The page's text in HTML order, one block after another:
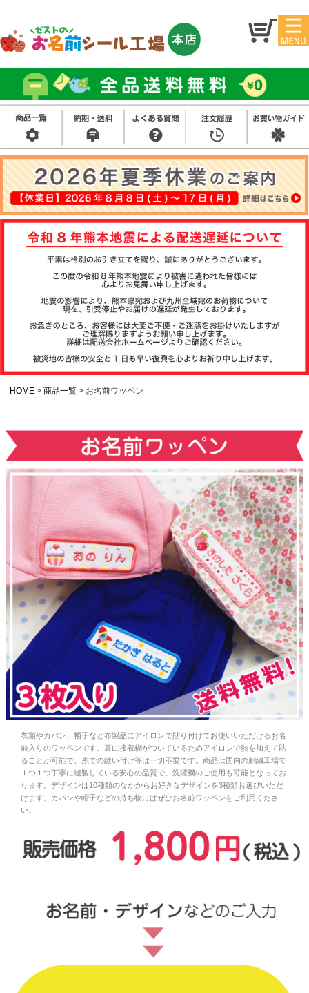
マイ
ジ
お名
前シ
ール
アイ
ロン
シー
ル
お買
い得
セッ
ト
スタ
ンプ
その
他
注文履歴
納期・発送方法
について
よくある質問
商品ガイド
会社概要
お問い合わせ
お客様へのお知
らせ
HOME 商品一覧 お名前ワッペン
衣類やカバン、帽子など布製品にアイロンで貼り付けてお使いいただけるお名
前入りのワッペンです。裏に接着糊がついているためアイロンで熱を加えて貼
ることが可能で、糸での縫い付け等は一切不要です。商品は国内の刺繍工場で
１つ１つ丁寧に縫製している安心の品質で、洗濯機のご使用も可能となってお
ります。デザインは10種類のなかからお好きなデザインを3種類お選びいただ
けます。カバンや帽子などの持ち物にはぜひお名前ワッペンをご利用くださ
い。